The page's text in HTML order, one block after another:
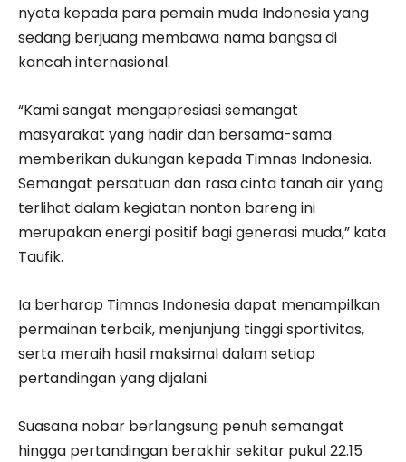
nyata kepada para pemain muda Indonesia yang
sedang berjuang membawa nama bangsa di
kancah internasional.
“Kami sangat mengapresiasi semangat
masyarakat yang hadir dan bersama-sama
memberikan dukungan kepada Timnas Indonesia.
Semangat persatuan dan rasa cinta tanah air yang
terlihat dalam kegiatan nonton bareng ini
merupakan energi positif bagi generasi muda,” kata
Taufik.
Ia berharap Timnas Indonesia dapat menampilkan
permainan terbaik, menjunjung tinggi sportivitas,
serta meraih hasil maksimal dalam setiap
pertandingan yang dijalani.
Suasana nobar berlangsung penuh semangat
hingga pertandingan berakhir sekitar pukul 22.15